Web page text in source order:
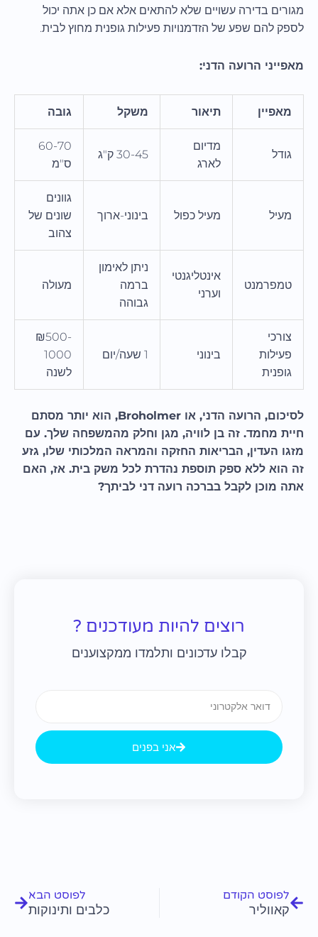
מגורים בדירה עשויים שלא להתאים אלא אם כן אתה יכול
לספק להם שפע של הזדמנויות פעילות גופנית מחוץ לבית.
מאפייני הרועה הדני:
מאפיין תיאור משקל גובה
גודל
מדיום
לארג
30-45 ק"ג
60-70
ס"מ
מעיל מעיל כפול בינוני-ארוך
גוונים
שונים של
צהוב
טמפרמנט
אינטליגנטי
וערני
ניתן לאימון
ברמה
גבוהה
מעולה
צורכי
פעילות
גופנית
בינוני 1 שעה/יום
₪500-
1000
לשנה
לסיכום, הרועה הדני, או Broholmer, הוא יותר מסתם
חיית מחמד. זה בן לוויה, מגן וחלק מהמשפחה שלך. עם
מזגו העדין, הבריאות החזקה והמראה המלכותי שלו, גזע
זה הוא ללא ספק תוספת נהדרת לכל משק בית. אז, האם
אתה מוכן לקבל בברכה רועה דני לביתך?
רוצים להיות מעודכנים ?
קבלו עדכונים ותלמדו ממקצוענים
אני בפנים
לפוסט הקודם
קאווליר
לפוסט הבא
כלבים ותינוקות